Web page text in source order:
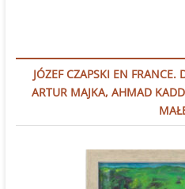
JÓZEF CZAPSKI EN FRANCE.
ARTUR MAJKA, AHMAD